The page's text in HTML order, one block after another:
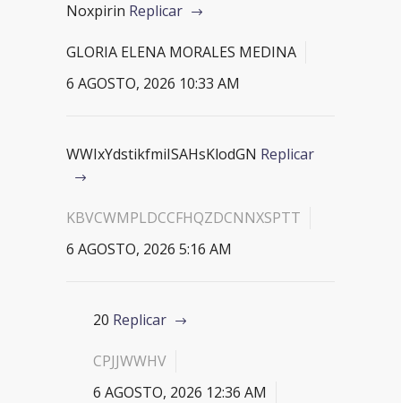
Noxpirin Replicar
GLORIA ELENA MORALES MEDINA
6 AGOSTO, 2026 10:33 AM
WWIxYdstikfmiISAHsKlodGN Replicar
KBVCWMPLDCCFHQZDCNNXSPTT
6 AGOSTO, 2026 5:16 AM
20 Replicar
CPJJWWHV
6 AGOSTO, 2026 12:36 AM